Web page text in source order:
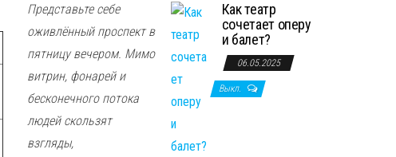
Представьте себе
оживлённый проспект в
пятницу вечером. Мимо
витрин, фонарей и
бесконечного потока
людей скользят
взгляды,
Как театр
сочетает оперу
и балет?
06.05.2025
Выкл.